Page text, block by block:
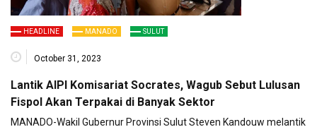
HEADLINE MANADO SULUT
October 31, 2023
Lantik AIPI Komisariat Socrates, Wagub Sebut Lulusan
Fispol Akan Terpakai di Banyak Sektor
MANADO-Wakil Gubernur Provinsi Sulut Steven Kandouw melantik